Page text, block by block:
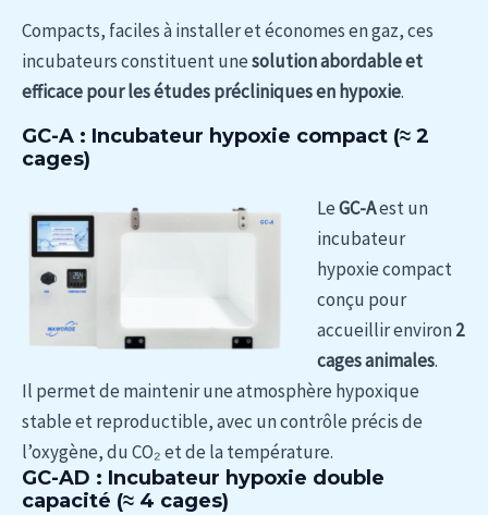
Compacts, faciles à installer et économes en gaz, ces
incubateurs constituent unesolution abordable et
efficace pour les études précliniques en hypoxie.
GC-A : Incubateur hypoxie compact (≈ 2
cages)
LeGC-Aest un
incubateur
hypoxie compact
conçu pour
accueillir environ 2
cages animales.
Il permet de maintenir une atmosphère hypoxique
stable et reproductible, avec un contrôle précis de
l’oxygène, du CO₂ et de la température.
GC-AD : Incubateur hypoxie double
capacité (≈ 4 cages)